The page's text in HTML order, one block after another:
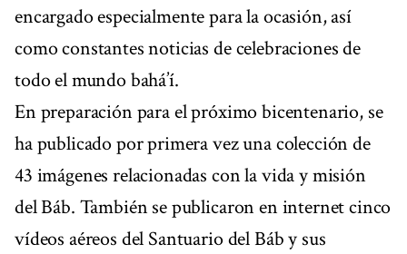
encargado especialmente para la ocasión, así
como constantes noticias de celebraciones de
todo el mundo bahá’í.
En preparación para el próximo bicentenario, se
ha publicado por primera vez una colección de
43 imágenes relacionadas con la vida y misión
del Báb. También se publicaron en internet cinco
vídeos aéreos del Santuario del Báb y sus